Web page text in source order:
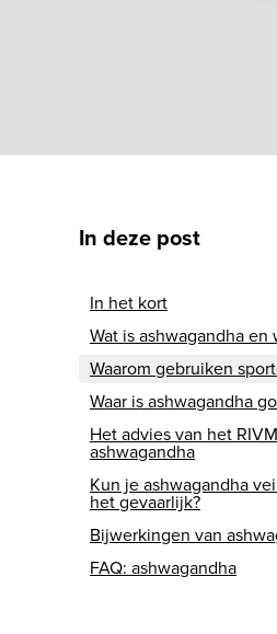
In deze post
In het kort
Wat is ashwagandha
Waarom gebruiken
Waar is ashwagandha
Het advies van het
ashwagandha
Kun je ashwagandha
het gevaarlijk?
Bijwerkingen van
FAQ: ashwagandha